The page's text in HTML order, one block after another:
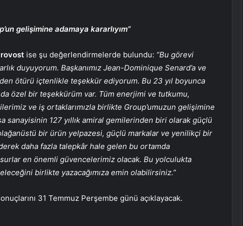
gelişimine adamaya kararlıyım”
ise şu değerlendirmelerde bulundu: “Bu görevi
duyuyorum. Başkanımız Jean-Dominique Senard’a ve
ötürü içtenlikle teşekkür ediyorum. Bu 23 yıl boyunca
özel bir teşekkürüm var. Tüm enerjimi ve tutkumu,
ve iş ortaklarımızla birlikte Group’umuzun gelişimine
sanayisinin 127 yıllık amiral gemilerinden biri olarak güçlü
bir ürün yelpazesi, güçlü markalar ve yenilikçi bir
daha fazla talepkâr hale gelen bu ortamda
en önemli güvencelerimiz olacak. Bu yolculukta
birlikte yazacağımıza emin olabilirsiniz.”
31 Temmuz Perşembe günü açıklayacak.